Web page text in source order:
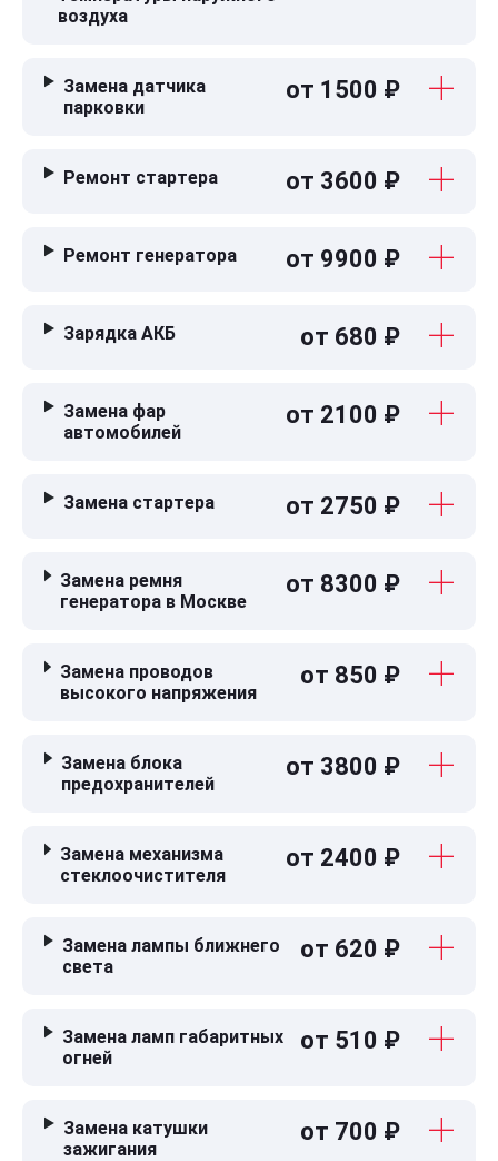
воздуха
Замена датчика
парковки
от 1500 ₽
Ремонт стартера от 3600 ₽
Ремонт генератора от 9900 ₽
Зарядка АКБ от 680 ₽
Замена фар
автомобилей
от 2100 ₽
Замена стартера от 2750 ₽
Замена ремня
генератора в Москве
от 8300 ₽
Замена проводов
высокого напряжения
от 850 ₽
Замена блока
предохранителей
от 3800 ₽
Замена механизма
стеклоочистителя
от 2400 ₽
Замена лампы ближнего
света
от 620 ₽
Замена ламп габаритных
огней
от 510 ₽
Замена катушки
зажигания
от 700 ₽